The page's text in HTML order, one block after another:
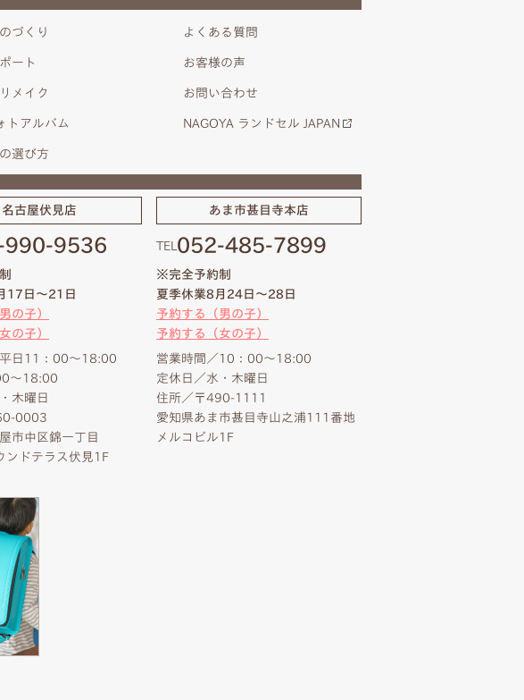
づくり
ート
メイク
トアルバム
選び方
よくある質問
お客様の声
お問い合わせ
NAGOYA ランドセル JAPAN
名古屋伏見店
990-9536
17日～21日
の子）
の子）
日11：00～18:00
～18:00
木曜日
0003
市中区錦一丁目
ンドテラス伏見1F
あま市甚目寺本店
TEL 052-485-7899
※完全予約制
夏季休業8月24日～28日
予約する（男の子）
予約する（女の子）
営業時間／10：00～18:00
定休日／水・木曜日
住所／〒490-1111
愛知県あま市甚目寺山之浦111番地
メルコビル1F